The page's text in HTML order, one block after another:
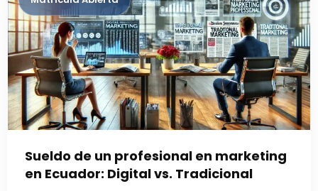
Sueldo de un profesional en marketing
en Ecuador: Digital vs. Tradicional